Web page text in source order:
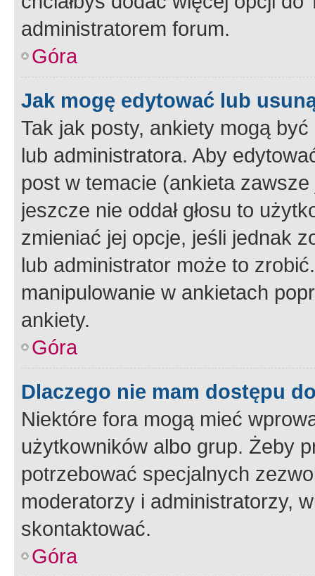
administratorem forum.
Góra
Jak mogę edytować lub
Tak jak posty, ankiety mogą
lub administratora. Aby
post w temacie (ankieta
jeszcze nie oddał głosu to
zmieniać jej opcje, jeśli jednak
lub administrator może to
manipulowanie w ankietach
ankiety.
Góra
Dlaczego nie mam dostępu
Niektóre fora mogą mieć
użytkowników albo grup. Żeby
potrzebować specjalnych
moderatorzy i administratorzy,
skontaktować.
Góra